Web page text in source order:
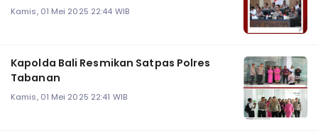
Kamis, 01 Mei 2025 22:44 WIB
Kapolda Bali Resmikan Satpas Polres
Tabanan
Kamis, 01 Mei 2025 22:41 WIB